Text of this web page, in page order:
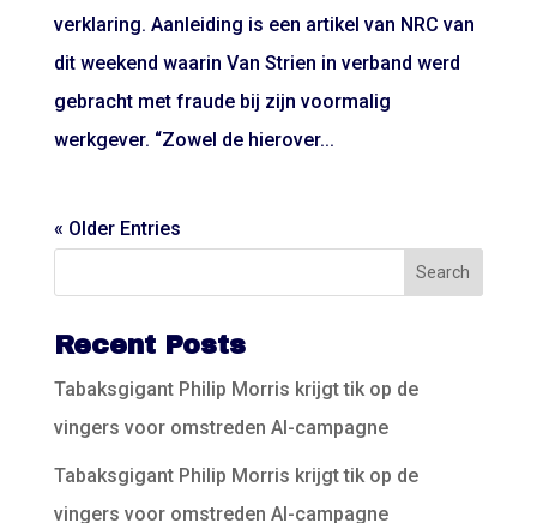
verklaring. Aanleiding is een artikel van NRC van
dit weekend waarin Van Strien in verband werd
gebracht met fraude bij zijn voormalig
werkgever. “Zowel de hierover...
« Older Entries
Recent Posts
Tabaksgigant Philip Morris krijgt tik op de
vingers voor omstreden AI-campagne
Tabaksgigant Philip Morris krijgt tik op de
vingers voor omstreden AI-campagne